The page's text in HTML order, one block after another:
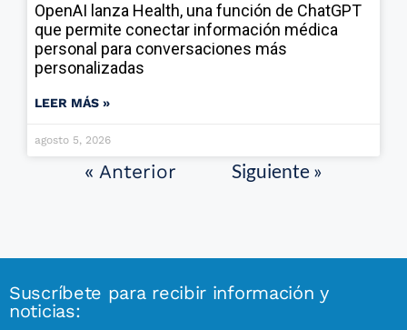
OpenAI lanza Health, una función de ChatGPT
que permite conectar información médica
personal para conversaciones más
personalizadas
LEER MÁS »
agosto 5, 2026
« Anterior Siguiente »
Suscríbete para recibir información y
noticias: